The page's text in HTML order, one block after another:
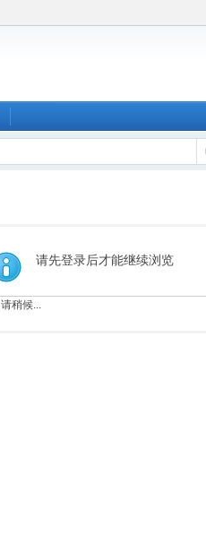
请先登录后才能继续浏览
请稍候...